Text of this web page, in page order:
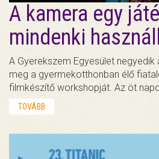
A kamera egy
mindenki
A Gyerekszem Egyesület
meg a gyermekotthonban élő
filmkészítő workshopját. Az öt
TOVÁBB